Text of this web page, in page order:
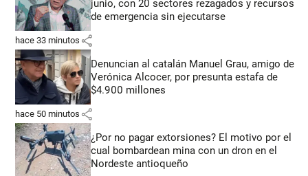
junio, con 20 sectores rezagados y recursos
de emergencia sin ejecutarse
hace 33 minutos share
Denuncian al catalán Manuel Grau, amigo de
Verónica Alcocer, por presunta estafa de
$4.900 millones
hace 50 minutos share
¿Por no pagar extorsiones? El motivo por el
cual bombardean mina con un dron en el
Nordeste antioqueño